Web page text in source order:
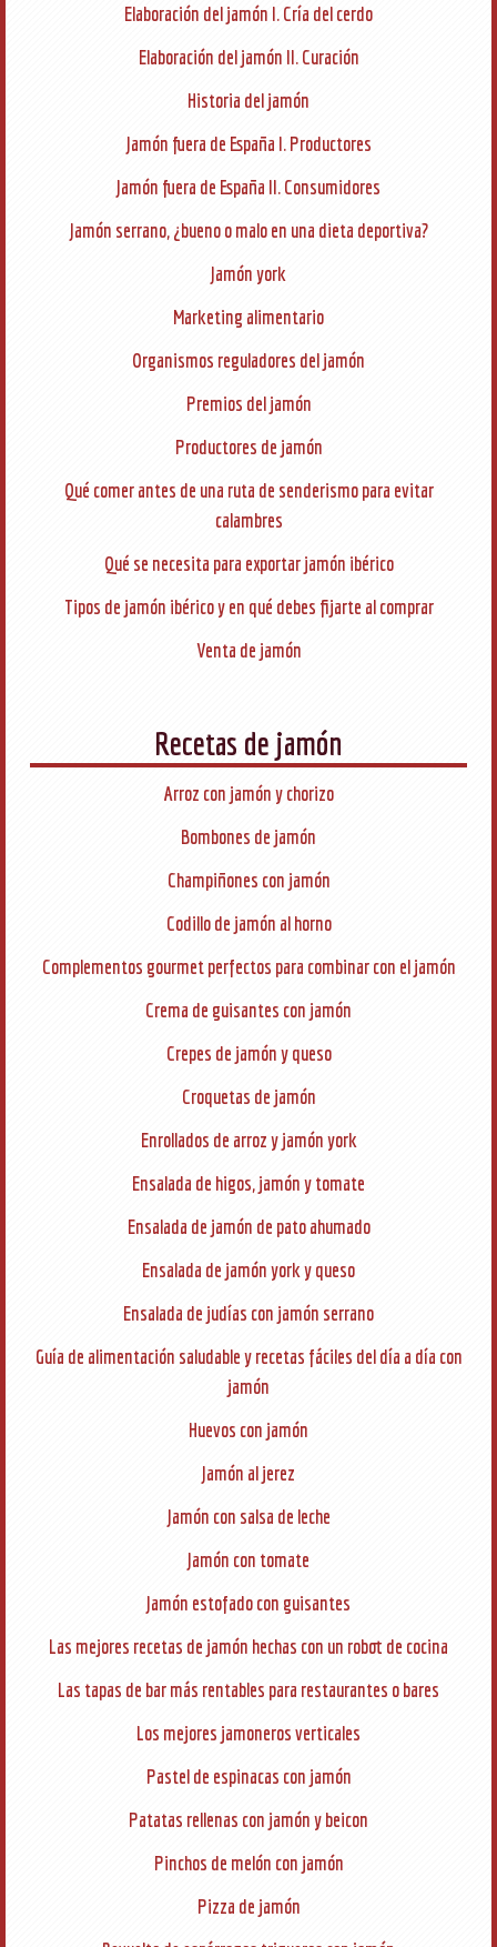
Elaboración del jamón I. Cría del cerdo
Elaboración del jamón II. Curación
Historia del jamón
Jamón fuera de España I. Productores
Jamón fuera de España II. Consumidores
Jamón serrano, ¿bueno o malo en una dieta deportiva?
Jamón york
Marketing alimentario
Organismos reguladores del jamón
Premios del jamón
Productores de jamón
Qué comer antes de una ruta de senderismo para evitar
calambres
Qué se necesita para exportar jamón ibérico
Tipos de jamón ibérico y en qué debes fijarte al comprar
Venta de jamón
Recetas de jamón
Arroz con jamón y chorizo
Bombones de jamón
Champiñones con jamón
Codillo de jamón al horno
Complementos gourmet perfectos para combinar con el jamón
Crema de guisantes con jamón
Crepes de jamón y queso
Croquetas de jamón
Enrollados de arroz y jamón york
Ensalada de higos, jamón y tomate
Ensalada de jamón de pato ahumado
Ensalada de jamón york y queso
Ensalada de judías con jamón serrano
Guía de alimentación saludable y recetas fáciles del día a día con
jamón
Huevos con jamón
Jamón al jerez
Jamón con salsa de leche
Jamón con tomate
Jamón estofado con guisantes
Las mejores recetas de jamón hechas con un robot de cocina
Las tapas de bar más rentables para restaurantes o bares
Los mejores jamoneros verticales
Pastel de espinacas con jamón
Patatas rellenas con jamón y beicon
Pinchos de melón con jamón
Pizza de jamón